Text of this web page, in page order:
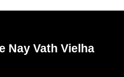
Nay Vath Vielha